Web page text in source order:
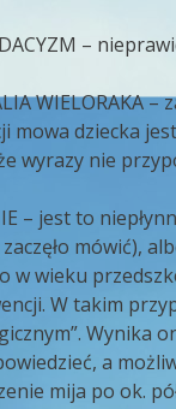
–
WIELORAKA
mowa dziecka
wyrazy nie
– jest to
mówić),
w wieku
W takim
Wynika
a
mija po ok.